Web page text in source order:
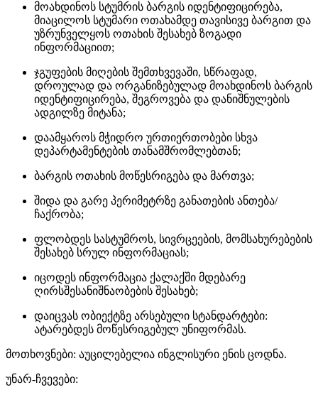
მოახდინოს სტუმრის ბარგის იდენტიფიცირება,
მიაცილოს სტუმარი ოთახამდე თავისივე ბარგით და
უზრუნველყოს ოთახის შესახებ ზოგადი
ინფორმაციით;
ჯგუფების მიღების შემთხვევაში, სწრაფად,
დროულად და ორგანიზებულად მოახდინოს ბარგის
იდენტიფიცირება, შეგროვება და დანიშნულების
ადგილზე მიტანა;
დაამყაროს მჭიდრო ურთიერთობები სხვა
დეპარტამენტების თანამშრომლებთან;
ბარგის ოთახის მოწესრიგება და მართვა;
შიდა და გარე პერიმეტრზე განათების ანთება/
ჩაქრობა;
ფლობდეს სასტუმროს, სივრცეების, მომსახურებების
შესახებ სრულ ინფორმაციას;
იცოდეს ინფორმაცია ქალაქში მდებარე
ღირსშესანიშნაობების შესახებ;
დაიცვას ობიექტზე არსებული სტანდარტები:
ატარებდეს მოწესრიგებულ უნიფორმას.
მოთხოვნები: აუცილებელია ინგლისური ენის ცოდნა.
უნარ-ჩვევები: